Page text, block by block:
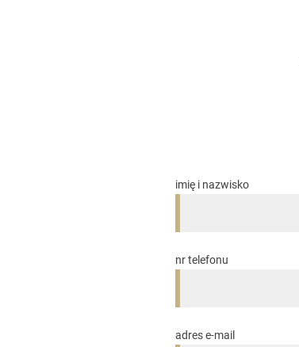
imię i nazwisko
nr telefonu
adres e-mail